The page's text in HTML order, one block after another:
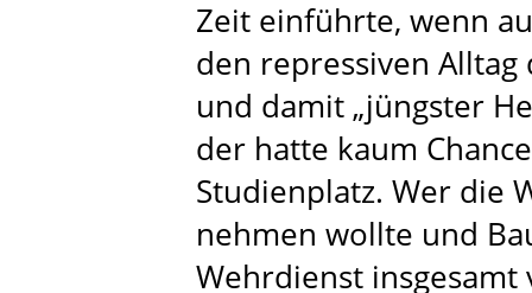
Zeit einführte, wenn
den repressiven
und damit „jüngster
der hatte kaum
Studienplatz. Wer die
nehmen wollte und
Wehrdienst